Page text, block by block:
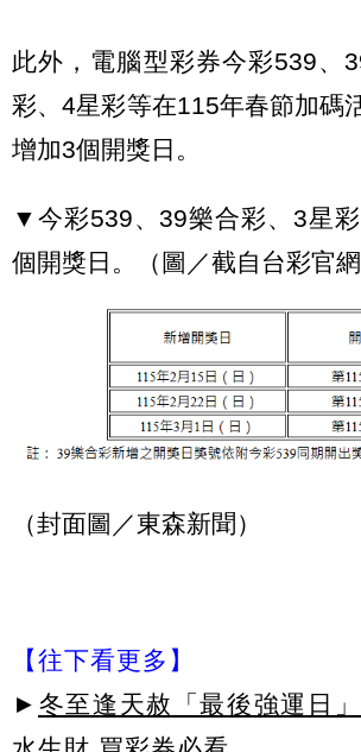
此外，電腦型彩券今彩539、
彩、4星彩等在115年春節加碼
增加3個開獎日。
▼今彩539、39樂合彩、3星
個開獎日。（圖／截自台彩官網
（封面圖／東森新聞）
【往下看更多】
► 冬至逢天赦「最後強運日